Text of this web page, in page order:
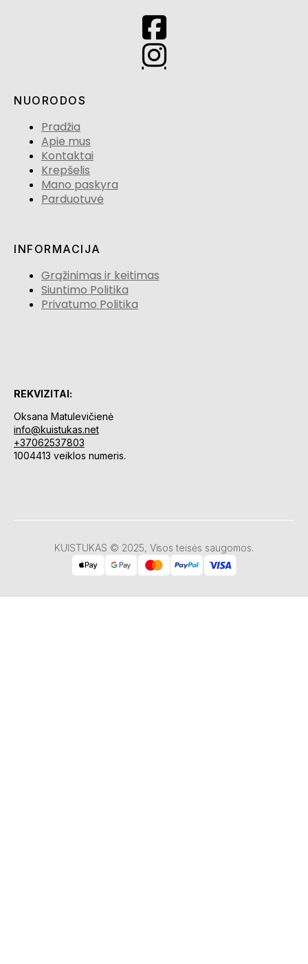
NUORODOS
Pradžia
Apie mus
Kontaktai
Krepšelis
Mano paskyra
Parduotuvė
INFORMACIJA
Grąžinimas ir keitimas
Siuntimo Politika
Privatumo Politika
REKVIZITAI:
Oksana Matulevičienė
info@kuistukas.net
+37062537803
1004413 veiklos numeris.
KUISTUKAS © 2025, Visos teisės saugomos.